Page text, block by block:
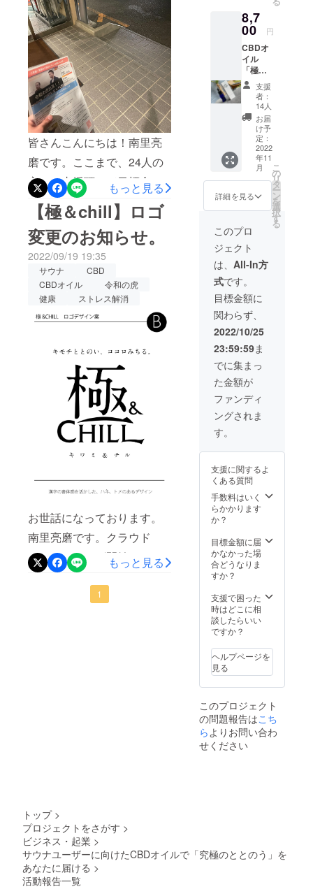
てきました。「令和の虎み
たよ」とか「毎日頑張って
るね応援してるよ」とかた
くさんの温かい言葉を頂い
て、本当に励みになってい
ます。さあここから、目標
金額達成するためにもうひ
と踏ん張り頑張ります！プ
ロジェクト成功のために
は、皆様のご支援が必要不
可欠です。皆様、最後まで
よろしくお願い申し上げま
す。南里亮磨
皆さんこんにちは！南里亮
磨です。ここまで、24人の
方にご支援頂いて目標金額
の約半分もの金額が集まっ
ております。本当に皆様、
ありがとうございます。さ
あ、ここから目標金額達成
に向けて、福岡県筑紫野市
にある、天拝の郷という温
浴施設で、ビラ配りの許可
を頂けたので、毎日夜ビラ
配りを行っております。反
応はというと、、なかなか
受け取って下さらないこと
も多くありますが、、、し
かし、僕が動く分には原価0
円でコスパは超良いので、
引き続きご支援ご協力をお
願い申し上げます。南里亮
磨
もっと見る
【極＆chill】ロゴ
変更のお知らせ。
2022/09/19 19:35
サウナ
CBD
CBDオイル
令和の虎
健康
ストレス解消
お世話になっております。
南里亮磨です。クラウド
ファンディング開始して4日
目。すでに、１０万円以上
のご支援を頂きましてあり
来次第、ご報告させていた
だきます。尚、中身の成分
等の変更は一切ございませ
ん。皆様、今後ともよろし
くお願い申し上げます。南
もっと見る
1
8,7
00 円
CBDオ
イル
「極＆
ｃhill」
内容
量：
10mg
5% 個
数：3個
入り
支援
者：
14人
お届
け予
定：
2022
年11
月
詳細を見る
こ
の
リ
タ
ー
ン
を
選
択
す
る
このプロ
ジェクト
は、 All-In方
式です。
目標金額に
関わらず、
2022/10/25
23:59:59ま
でに集まっ
た金額が
ファンディ
ングされま
す。
支援に関するよ
くある質問
手数料はいく
らかかります
か？
目標金額に届
かなかった場
合どうなりま
すか？
支援で困った
時はどこに相
談したらいい
ですか？
ヘルプページを
見る
このプロジェクト
の問題報告はこち
らよりお問い合わ
せください
トップ >
プロジェクトをさがす >
ビジネス・起業 >
サウナユーザーに向けたCBDオイルで「究極のととのう」を
あなたに届ける >
活動報告一覧